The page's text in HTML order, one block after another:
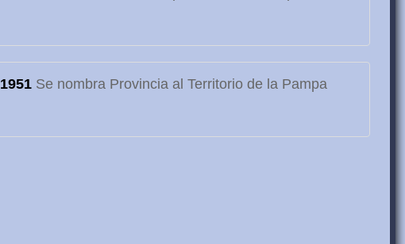
1951 Se nombra Provincia al Territorio de la Pampa